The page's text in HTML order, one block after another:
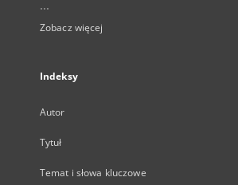
...
Zobacz więcej
Indeksy
Autor
Tytuł
Temat i słowa kluczowe